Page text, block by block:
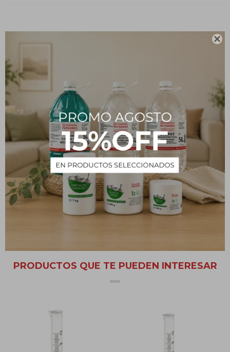

Ficha técnica
Fabricado en material de vidrio boro 3.3
Resistente al calor
Alta resistencia química
Borde fundido y reforzado
Respaldo y asesoramiento técnico posventa
Origen China
Material clase A con certificado de origen
Material de precisión
PRODUCTOS QUE TE PUEDEN INTERESAR